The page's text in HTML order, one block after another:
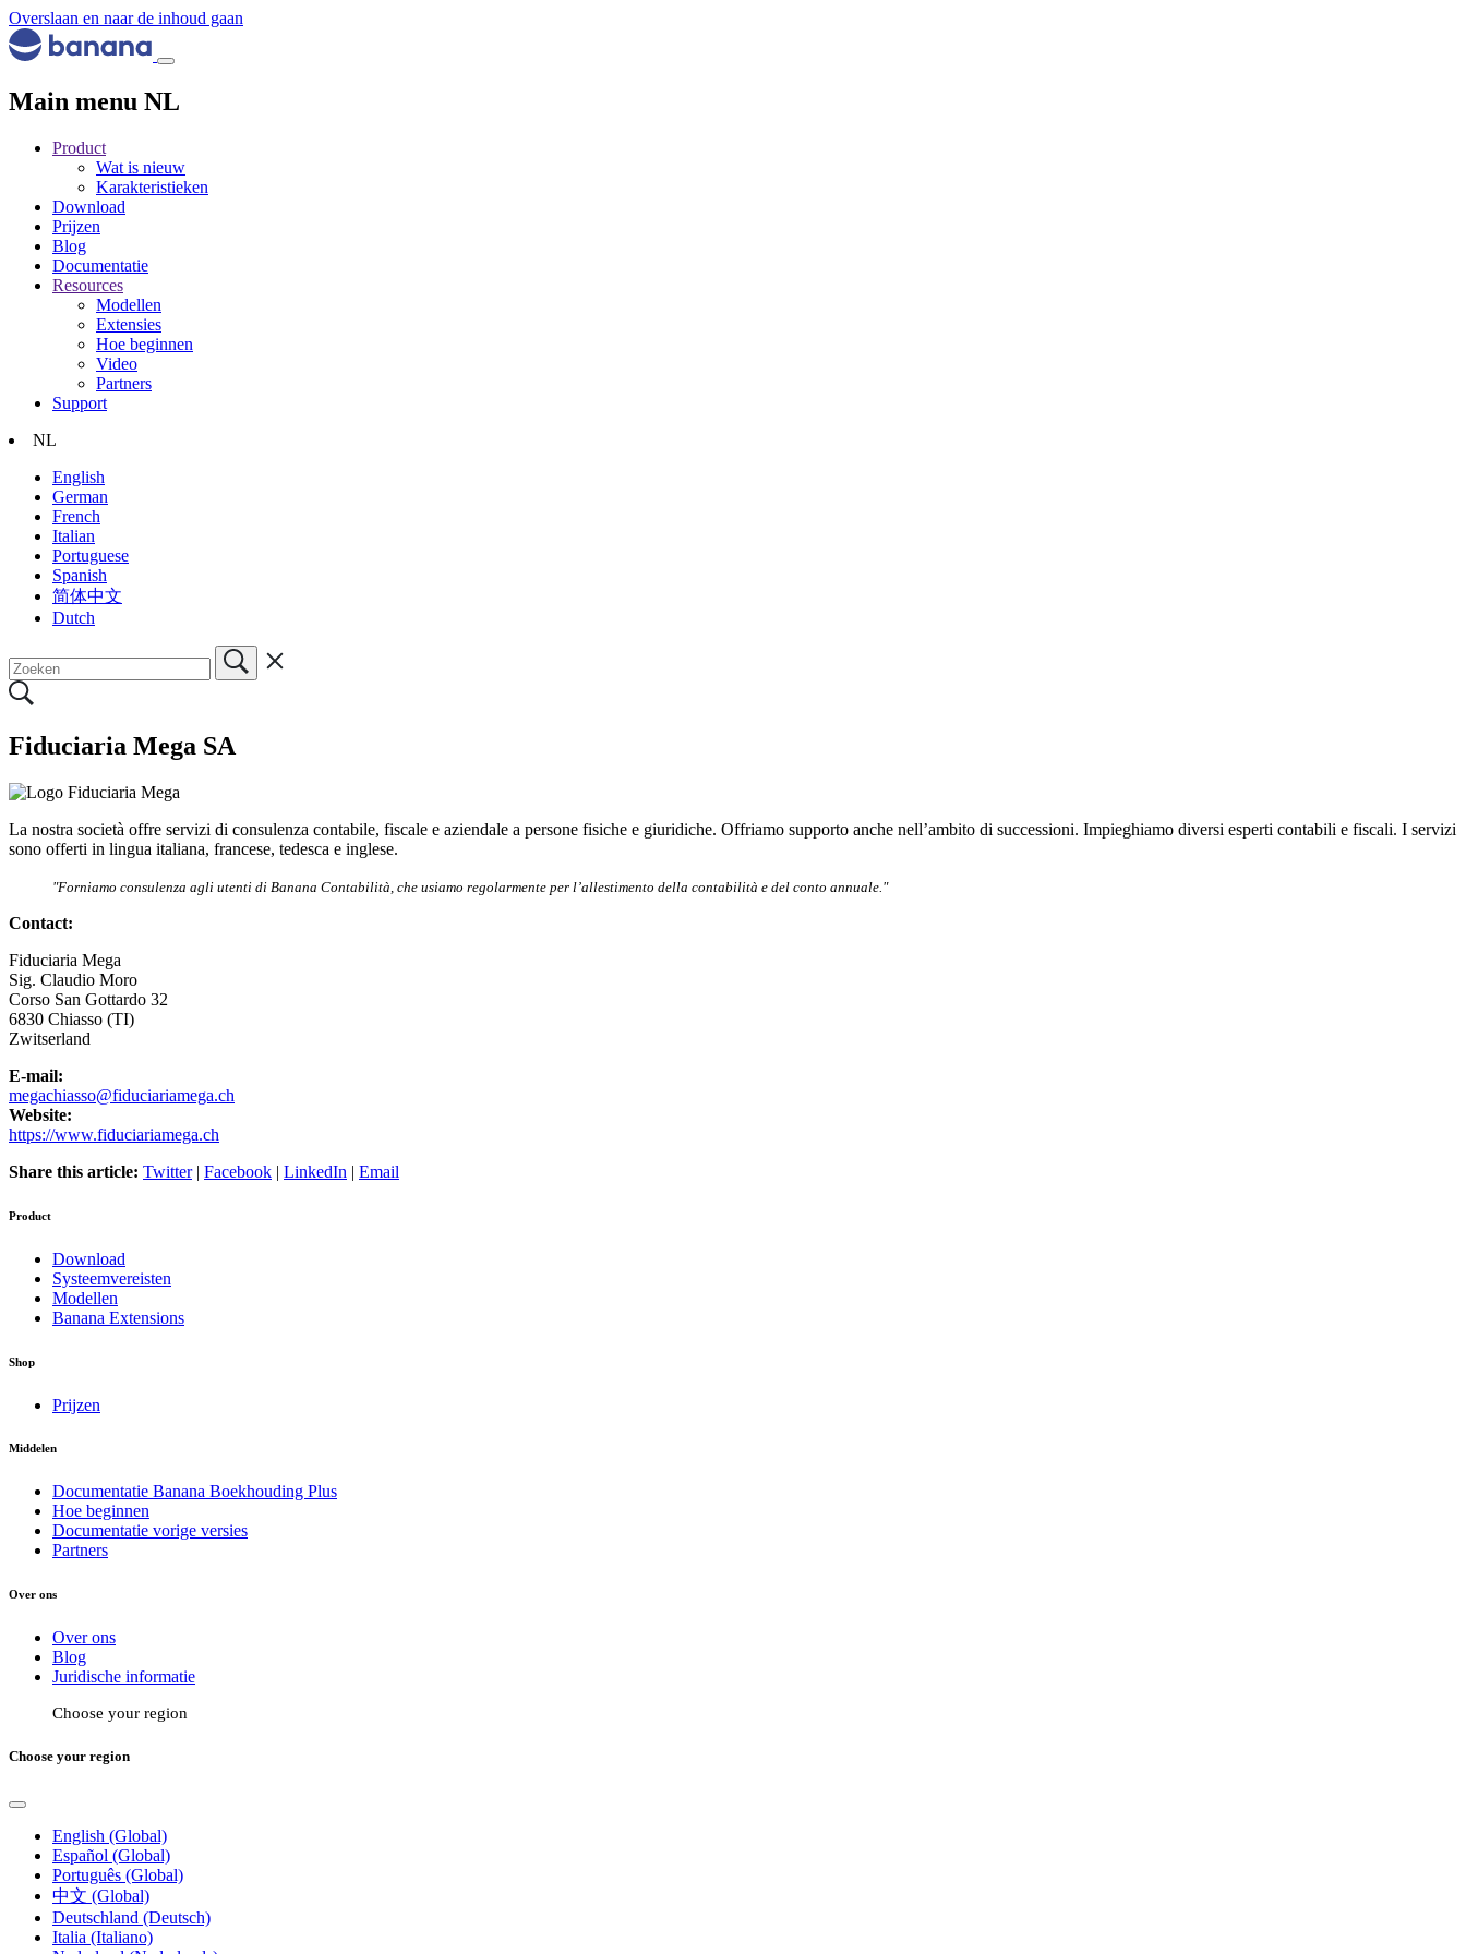
Overslaan en naar de inhoud gaan
Main menu NL
Product
Wat is nieuw
Karakteristieken
Download
Prijzen
Blog
Documentatie
Resources
Modellen
Extensies
Hoe beginnen
Video
Partners
Support
NL
English
German
French
Italian
Portuguese
Spanish
简体中文
Dutch
Fiduciaria Mega SA
La nostra società offre servizi di consulenza contabile, fiscale e aziendale a persone fisiche e giuridiche. Offriamo supporto anche nell’ambito di successioni. Impieghiamo diversi esperti contabili e fiscali. I servizi
sono offerti in lingua italiana, francese, tedesca e inglese.
"Forniamo consulenza agli utenti di Banana Contabilità, che usiamo regolarmente per l’allestimento della contabilità e del conto annuale."
Contact:
Fiduciaria Mega
Sig. Claudio Moro
Corso San Gottardo 32
6830 Chiasso (TI)
Zwitserland
E-mail:
megachiasso@fiduciariamega.ch
Website:
https://www.fiduciariamega.ch
Share this article: Twitter| Facebook | LinkedIn | Email
Product
Download
Systeemvereisten
Modellen
Banana Extensions
Shop
Prijzen
Middelen
Documentatie Banana Boekhouding Plus
Hoe beginnen
Documentatie vorige versies
Partners
Over ons
Over ons
Blog
Juridische informatie
Choose your region
Choose your region
English (Global)
Español (Global)
Português (Global)
中文 (Global)
Deutschland (Deutsch)
Italia (Italiano)